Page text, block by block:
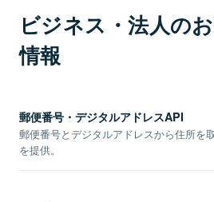
ビジネス・法人の
情報
郵便番号・デジタルアドレスAPI
郵便番号とデジタルアドレスから住所を
を提供。